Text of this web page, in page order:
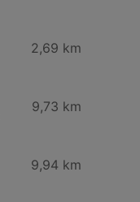
2,69 km
9,73 km
9,94 km